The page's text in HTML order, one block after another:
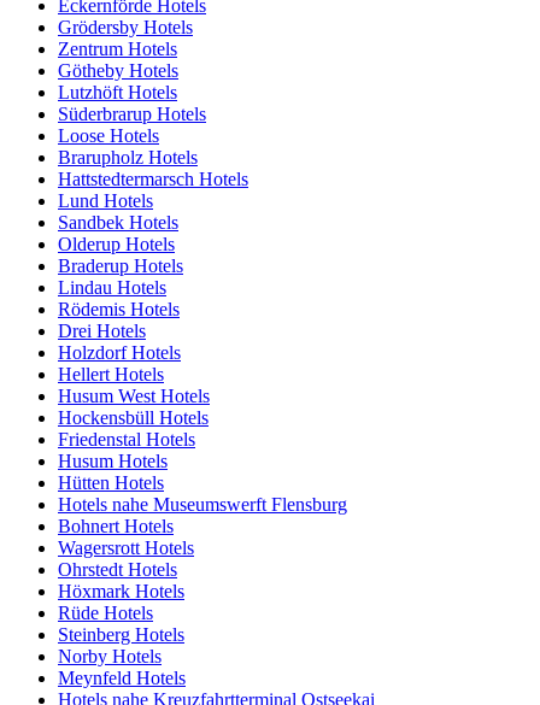
Eckernförde Hotels
Grödersby Hotels
Zentrum Hotels
Götheby Hotels
Lutzhöft Hotels
Süderbrarup Hotels
Loose Hotels
Brarupholz Hotels
Hattstedtermarsch Hotels
Lund Hotels
Sandbek Hotels
Olderup Hotels
Braderup Hotels
Lindau Hotels
Rödemis Hotels
Drei Hotels
Holzdorf Hotels
Hellert Hotels
Husum West Hotels
Hockensbüll Hotels
Friedenstal Hotels
Husum Hotels
Hütten Hotels
Hotels nahe Museumswerft Flensburg
Bohnert Hotels
Wagersrott Hotels
Ohrstedt Hotels
Höxmark Hotels
Rüde Hotels
Steinberg Hotels
Norby Hotels
Meynfeld Hotels
Hotels nahe Kreuzfahrtterminal Ostseekai